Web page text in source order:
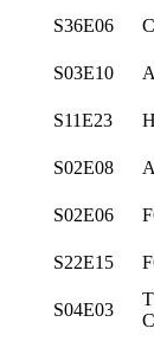
S36E06
S03E10
S11E23
S02E08
S02E06
S22E15
S04E03